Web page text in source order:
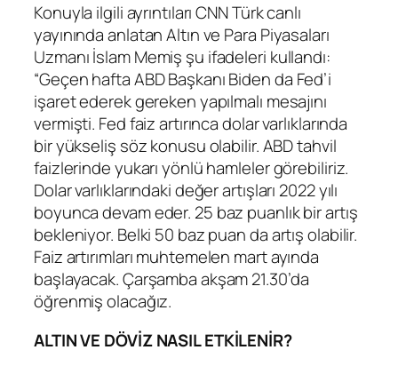
Konuyla ilgili ayrıntıları CNN Türk canlı
yayınında anlatan Altın ve Para Piyasaları
Uzmanı İslam Memiş şu ifadeleri kullandı:
“Geçen hafta ABD Başkanı Biden da Fed’i
işaret ederek gereken yapılmalı mesajını
vermişti. Fed faiz artırınca dolar varlıklarında
bir yükseliş söz konusu olabilir. ABD tahvil
faizlerinde yukarı yönlü hamleler görebiliriz.
Dolar varlıklarındaki değer artışları 2022 yılı
boyunca devam eder. 25 baz puanlık bir artış
bekleniyor. Belki 50 baz puan da artış olabilir.
Faiz artırımları muhtemelen mart ayında
başlayacak. Çarşamba akşam 21.30’da
öğrenmiş olacağız.
ALTIN VE DÖVİZ NASIL ETKİLENİR?